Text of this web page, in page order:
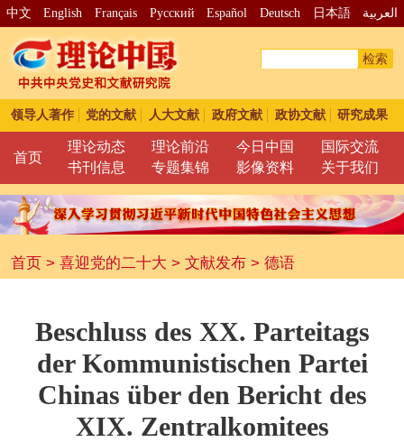
中文 English Français Pусский Español Deutsch 日本語 العربية
检索
领导人著作 党的文献 人大文献 政府文献 政协文献 研究成果
首页
理论动态 理论前沿 今日中国
国际交流
书刊信息
专题集锦 影像资料 关于我们
首页> 喜迎党的二十大 > 文献发布> 德语
Beschluss des XX. Parteitags
der Kommunistischen Partei
Chinas über den Bericht des
XIX. Zentralkomitees